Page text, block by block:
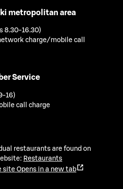
metropolitan area
8.30-16.30)
charge/mobile call
Service
16)
call charge
restaurants are found on
Restaurants
site Opens in a new tab